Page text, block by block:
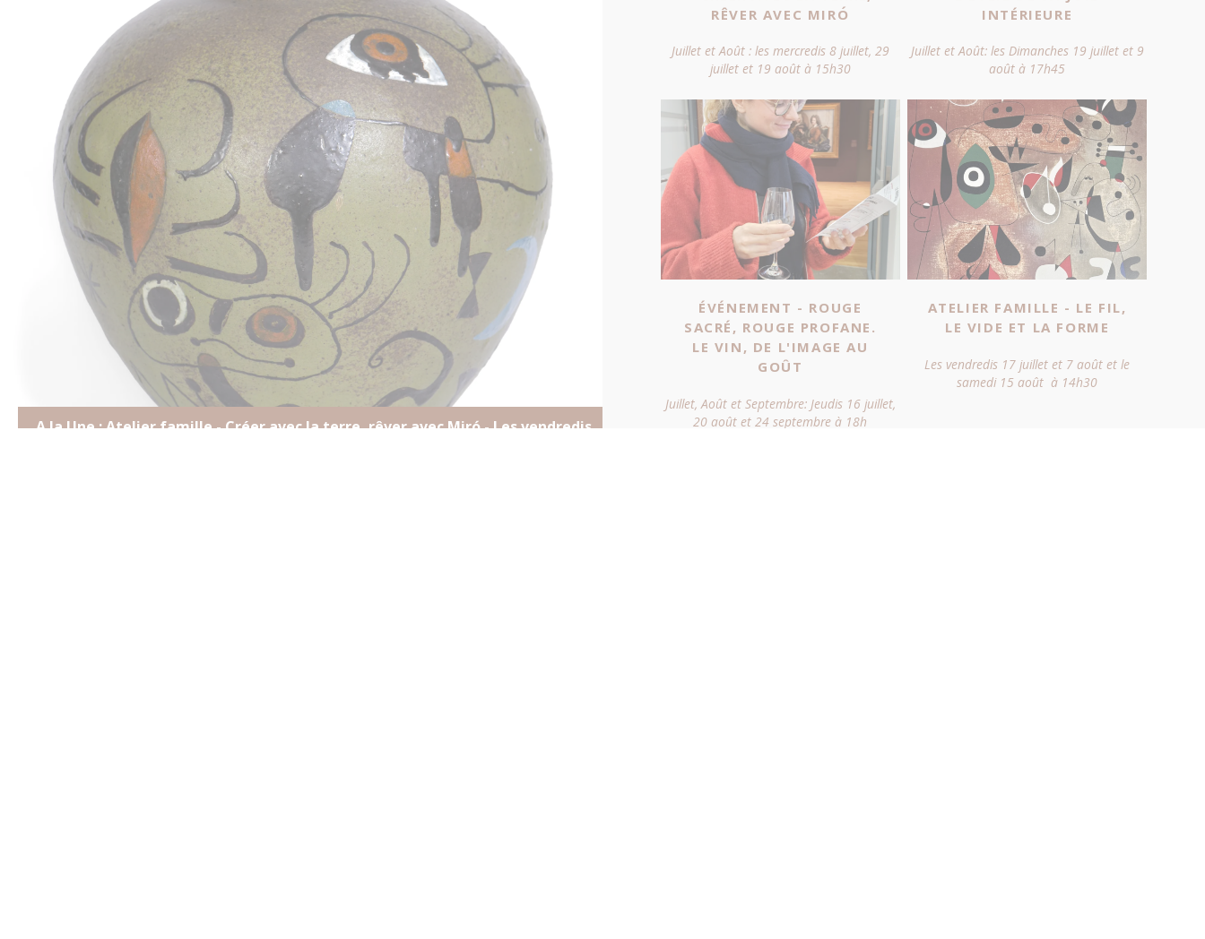
A la Une : Atelier famille - Créer avec la terre, rêver avec Mirо́ - Les vendredis
RÊVER AVEC MIRО́
Juillet et Août : les mercredis 8 juillet, 29
juillet et 19 août à 15h30
INTÉRIEURE
Juillet et Août: les Dimanches 19 juillet et 9
août à 17h45
ÉVÉNEMENT - ROUGE
SACRÉ, ROUGE PROFANE.
LE VIN, DE L'IMAGE AU
GOÛT
Juillet, Août et Septembre: Jeudis 16 juillet,
20 août et 24 septembre à 18h
ATELIER FAMILLE - LE FIL,
LE VIDE ET LA FORME
Les vendredis 17 juillet et 7 août et le
samedi 15 août à 14h30